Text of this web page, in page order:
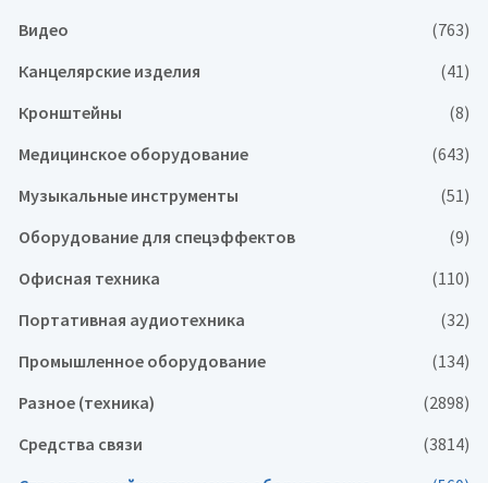
Видео
(763)
Канцелярские изделия
(41)
Кронштейны
(8)
Медицинское оборудование
(643)
Музыкальные инструменты
(51)
Оборудование для спецэффектов
(9)
Офисная техника
(110)
Портативная аудиотехника
(32)
Промышленное оборудование
(134)
Разное (техника)
(2898)
Средства связи
(3814)